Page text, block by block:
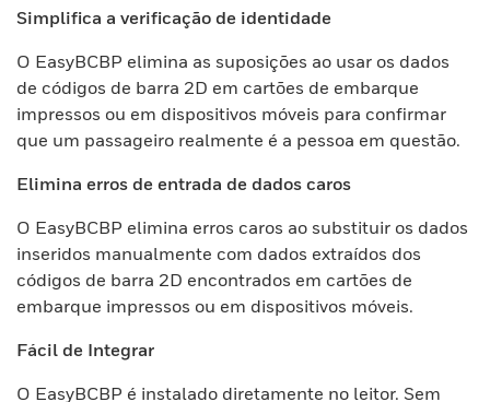
Simplifica a verificação de identidade
O EasyBCBP elimina as suposições ao usar os dados
de códigos de barra 2D em cartões de embarque
impressos ou em dispositivos móveis para confirmar
que um passageiro realmente é a pessoa em questão.
Elimina erros de entrada de dados caros
O EasyBCBP elimina erros caros ao substituir os dados
inseridos manualmente com dados extraídos dos
códigos de barra 2D encontrados em cartões de
embarque impressos ou em dispositivos móveis.
Fácil de Integrar
O EasyBCBP é instalado diretamente no leitor. Sem